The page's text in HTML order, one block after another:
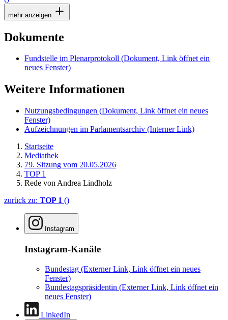
mehr anzeigen
Dokumente
Fundstelle im Plenarprotokoll (Dokument, Link öffnet ein
neues Fenster)
Weitere Informationen
Nutzungsbedingungen (Dokument, Link öffnet ein neues
Fenster)
Aufzeichnungen im Parlamentsarchiv (Interner Link)
Startseite
Mediathek
79. Sitzung vom 20.05.2026
TOP 1
Rede von Andrea Lindholz
zurück zu: TOP 1 ()
Instagram
Instagram-Kanäle
Bundestag (Externer Link, Link öffnet ein neues
Fenster)
Bundestagspräsidentin (Externer Link, Link öffnet ein
neues Fenster)
LinkedIn